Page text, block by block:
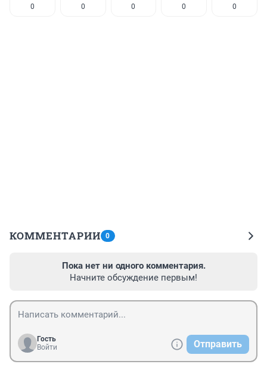
0 0 0 0 0
КОММЕНТАРИИ 0
Пока нет ни одного комментария.
Начните обсуждение первым!
Гость
Войти
Отправить